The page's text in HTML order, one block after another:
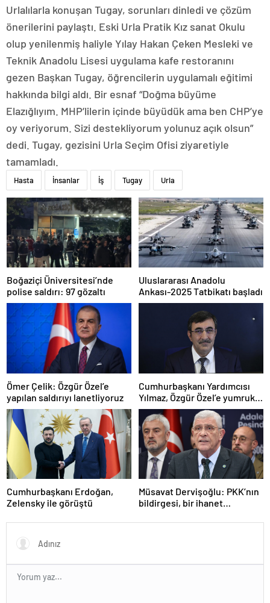
Urlalılarla konuşan Tugay, sorunları dinledi ve çözüm
önerilerini paylaştı. Eski Urla Pratik Kız sanat Okulu
olup yenilenmiş haliyle Yılay Hakan Çeken Mesleki ve
Teknik Anadolu Lisesi uygulama kafe restoranını
gezen Başkan Tugay, öğrencilerin uygulamalı eğitimi
hakkında bilgi aldı. Bir esnaf “Doğma büyüme
Elazığlıyım. MHP’lilerin içinde büyüdük ama ben CHP’ye
oy veriyorum. Sizi destekliyorum yolunuz açık olsun”
dedi. Tugay, gezisini Urla Seçim Ofisi ziyaretiyle
tamamladı.
Hasta İnsanlar İş Tugay Urla
Boğaziçi Üniversitesi’nde
polise saldırı: 97 gözaltı
Uluslararası Anadolu
Ankası-2025 Tatbikatı başladı
Ömer Çelik: Özgür Özel’e
yapılan saldırıyı lanetliyoruz
Cumhurbaşkanı Yardımcısı
Yılmaz, Özgür Özel’e yumruklu
saldırıyı kınadı
Cumhurbaşkanı Erdoğan,
Zelensky ile görüştü
Müsavat Dervişoğlu: PKK’nın
bildirgesi, bir ihanet